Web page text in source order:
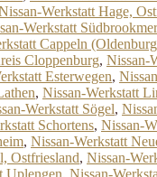
Werkstatt Hage,
Werkstatt
Cappeln
Cloppenburg, Nissan-
Esterwegen,
, Nissan-Werkstatt
Werkstatt Sögel,
Schortens, Nissan-
, Nissan-Werkstatt
Ostfriesland, Nissan-
Uplengen, Nissan-